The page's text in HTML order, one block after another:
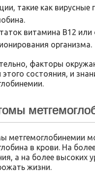
такие как вирусные
витамина B12
организма.
факторы
этого состояния, и
метгемоглобинемии
в крови. На
а на более высоких
жизни.